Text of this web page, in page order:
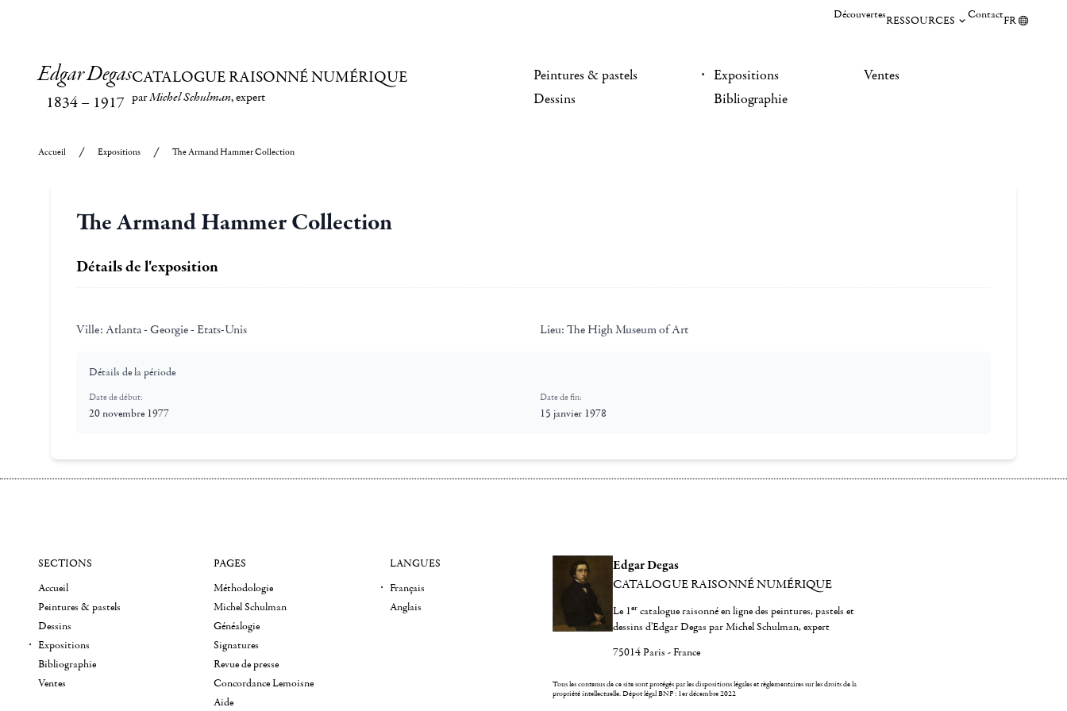
DécouvertesRESSOURCES ContactFR
Edgar Degas
1834– 1917
CATALOGUE RAISONNÉ NUMÉRIQUE
parMichel Schulman, expert
Peintures & pastels
Dessins
Expositions
Bibliographie
Ventes
Accueil Expositions The Armand Hammer Collection
The Armand Hammer Collection
Détails de l'exposition
Ville: Atlanta - Georgie - Etats-Unis Lieu: The High Museum of Art
Détails de la période
Date de début:
20 novembre 1977
Date de fin:
15 janvier 1978
Edgar Degas
CATALOGUE RAISONNÉ NUMÉRIQUE
Le 1er catalogue raisonné en ligne des peintures, pastels et
dessins d'Edgar Degas par Michel Schulman, expert
75014 Paris - France
Tous les contenus de ce site sont protégés par les dispositions légales et réglementaires sur les droits de la
propriété intellectuelle.Dépot légal BNF : 1er décembre 2022
SECTIONS
Accueil
Peintures & pastels
Dessins
Expositions
Bibliographie
Ventes
PAGES
Méthodologie
Michel Schulman
Généalogie
Signatures
Revue de presse
Concordance Lemoisne
Aide
LANGUES
Français
Anglais